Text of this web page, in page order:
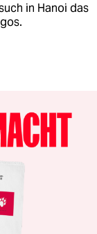
in Hanoi das